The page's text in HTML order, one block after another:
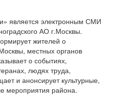
является электронным СМИ
АО г.Москвы.
жителей о
местных органов
о событиях,
людях труда,
и анонсирует культурные,
мероприятия района.